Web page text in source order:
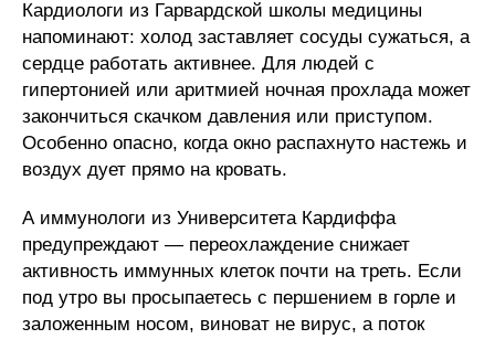
Кардиологи из Гарвардской школы медицины
напоминают: холод заставляет сосуды сужаться, а
сердце работать активнее. Для людей с
гипертонией или аритмией ночная прохлада может
закончиться скачком давления или приступом.
Особенно опасно, когда окно распахнуто настежь и
воздух дует прямо на кровать.
А иммунологи из Университета Кардиффа
предупреждают — переохлаждение снижает
активность иммунных клеток почти на треть. Если
под утро вы просыпаетесь с першением в горле и
заложенным носом, виноват не вирус, а поток